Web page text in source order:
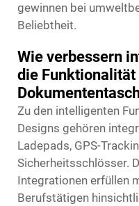
gewinnen bei
Beliebtheit.
Wie verbessern
die Funktionalität
Zu den intelligenten
Designs gehören
Ladepads, GPS-
Sicherheitsschlösser.
Integrationen erfüllen
Berufstätigen